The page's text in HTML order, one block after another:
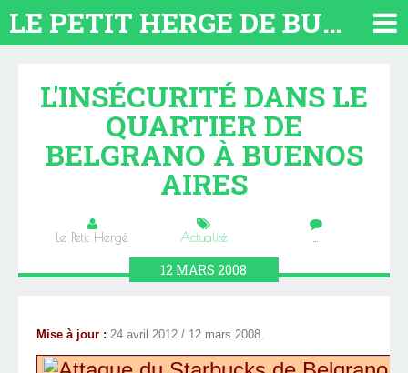
LE PETIT HERGE DE BUENOS AIRES 2026. TOUT SUR L'ARGENTINE
L'INSÉCURITÉ DANS LE
QUARTIER DE
BELGRANO À BUENOS
AIRES
Le Petit Hergé Actualité …
12 MARS2008
Mise à jour : 24 avril 2012 / 12 mars 2008.